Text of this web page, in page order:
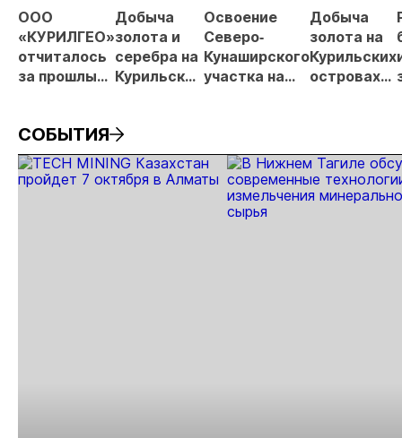
ООО
«КУРИЛГЕО»
отчиталось
за прошлый
Добыча
золота и
серебра на
Курильских
выросла
Освоение
Северо‐
Кунаширского
участка на
Добыча
золота на
Курильских
островах
СОБЫТИЯ